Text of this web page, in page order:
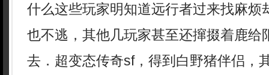
什么这些玩家明知道远行者过来找麻烦
也不逃，其他几玩家甚至还撺掇着鹿给
去．超变态传奇sf，得到白野猪伴侣，